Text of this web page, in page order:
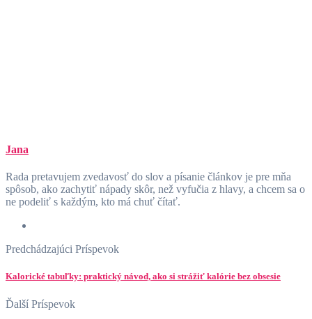
Jana
Rada pretavujem zvedavosť do slov a písanie článkov je pre mňa
spôsob, ako zachytiť nápady skôr, než vyfučia z hlavy, a chcem sa o
ne podeliť s každým, kto má chuť čítať.
Predchádzajúci Príspevok
Kalorické tabuľky: praktický návod, ako si strážiť kalórie bez obsesie
Ďalší Príspevok